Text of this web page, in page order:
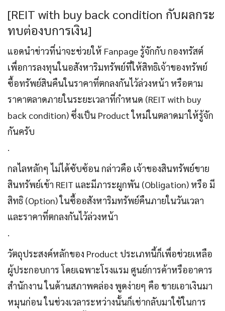
[REIT with buy back condition กับผลกระ
ทบต่องบการเงิน]
แอดนำข่าวที่น่าจะช่วยให้ Fanpage รู้จักกับ กองทรัสต์
เพื่อการลงทุนในอสังหาริมทรัพย์ที่ให้สิทธิเจ้าของทรัพย์
ซื้อทรัพย์สินคืนในราคาที่ตกลงกันไว้ล่วงหน้า หรือตาม
ราคาตลาดภายในระยะเวลาที่กำหนด (REIT with buy
back condition) ซึ่งเป็น Product ใหม่ในตลาดมาให้รู้จัก
กันครับ
.
กลไลหลักๆ ไม่ได้ซับซ้อน กล่าวคือ เจ้าของสินทรัพย์ขาย
สินทรัพย์เข้า REIT และมีภาระผูกพัน (Obligation) หรือ มี
สิทธิ (Option) ในซื้ออสังหาริมทรัพย์คืนภายในวันเวลา
และราคาที่ตกลงกันไว้ล่วงหน้า
.
วัตถุประสงค์หลักของ Product ประเภทนี้ก็เพื่อช่วยเหลือ
ผู้ประกอบการ โดยเฉพาะโรงแรม ศูนย์การค้าหรืออาคาร
สำนักงาน ในด้านสภาพคล่อง พูดง่ายๆ คือ ขายเอาเงินมา
หมุนก่อน ในช่วงเวลาระหว่างนั้นก็เช่ากลับมาใช้ในการ